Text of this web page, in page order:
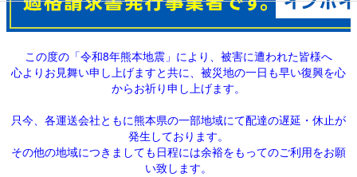
この度の「令和8年熊本地震」により、被害に遭われた皆様へ
心よりお見舞い申し上げますと共に、被災地の一日も早い復興を心
からお祈り申し上げます。
只今、各運送会社ともに熊本県の一部地域にて配達の遅延・休止が
発生しております。
その他の地域につきましても日程には余裕をもってのご利用をお願
い致します。